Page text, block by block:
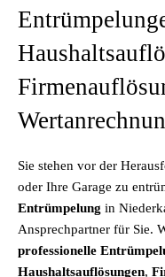
Sie stehen vor der
oder Ihre Garage zu
Entrümpelung in
Ansprechpartner für Sie.
professionelle
Haushaltsauflösungen,